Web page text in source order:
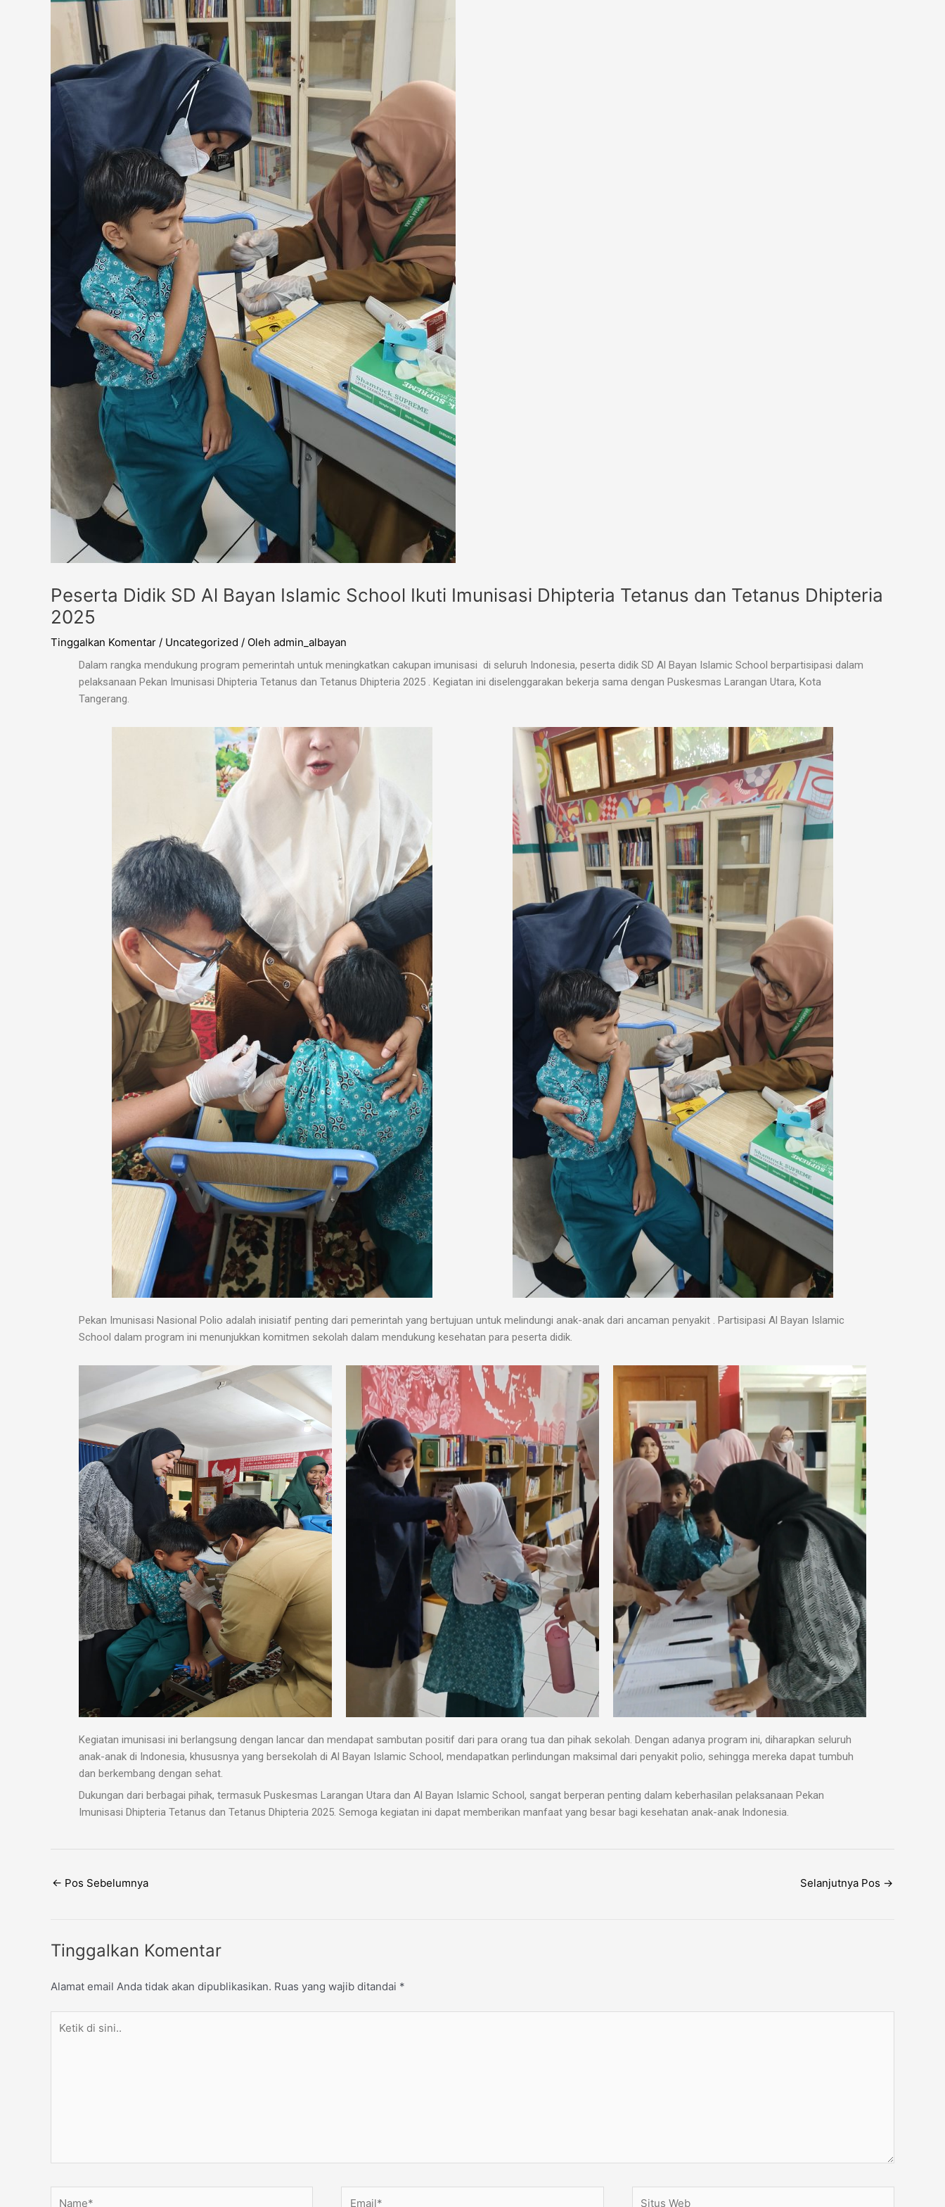
Peserta Didik SD Al Bayan Islamic School Ikuti Imunisasi Dhipteria Tetanus dan Tetanus Dhipteria
2025
Tinggalkan Komentar / Uncategorized / Oleh admin_albayan
Dalam rangka mendukung program pemerintah untuk meningkatkan cakupan imunisasi di seluruh Indonesia, peserta didik SD Al Bayan Islamic School berpartisipasi dalam
pelaksanaan Pekan Imunisasi Dhipteria Tetanus dan Tetanus Dhipteria 2025 . Kegiatan ini diselenggarakan bekerja sama dengan Puskesmas Larangan Utara, Kota
Tangerang.
Pekan Imunisasi Nasional Polio adalah inisiatif penting dari pemerintah yang bertujuan untuk melindungi anak-anak dari ancaman penyakit . Partisipasi Al Bayan Islamic
School dalam program ini menunjukkan komitmen sekolah dalam mendukung kesehatan para peserta didik.
Kegiatan imunisasi ini berlangsung dengan lancar dan mendapat sambutan positif dari para orang tua dan pihak sekolah. Dengan adanya program ini, diharapkan seluruh
anak-anak di Indonesia, khususnya yang bersekolah di Al Bayan Islamic School, mendapatkan perlindungan maksimal dari penyakit polio, sehingga mereka dapat tumbuh
dan berkembang dengan sehat.
Dukungan dari berbagai pihak, termasuk Puskesmas Larangan Utara dan Al Bayan Islamic School, sangat berperan penting dalam keberhasilan pelaksanaan Pekan
Imunisasi Dhipteria Tetanus dan Tetanus Dhipteria 2025. Semoga kegiatan ini dapat memberikan manfaat yang besar bagi kesehatan anak-anak Indonesia.
← Pos Sebelumnya Selanjutnya Pos →
Tinggalkan Komentar
Alamat email Anda tidak akan dipublikasikan. Ruas yang wajib ditandai *